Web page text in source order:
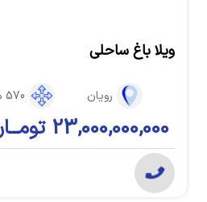
ویلا باغ ساحلی
رویان 570 متر
23,000,000,000 تومــان